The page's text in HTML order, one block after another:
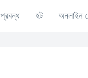
প্রবন্ধ হট অনলাইন